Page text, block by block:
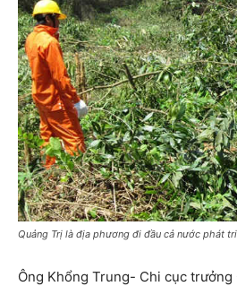
Quảng Trị là địa phương đi đầu cả nước phát
Ông Khổng Trung- Chi cục trưởng